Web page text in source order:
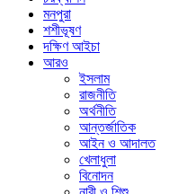
মনপুরা
শশীভূষণ
দক্ষিণ আইচা
আরও
ইসলাম
রাজনীতি
অর্থনীতি
আন্তর্জাতিক
আইন ও আদালত
খেলাধুলা
বিনোদন